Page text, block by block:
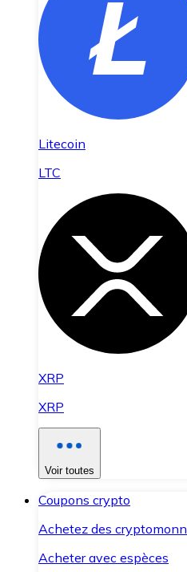
Litecoin
LTC
XRP
XRP
Voir toutes
Coupons crypto
Achetez des
Acheter avec espèces